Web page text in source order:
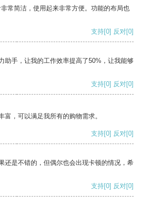
常简洁，使用起来非常方便。功能的布局也
支持[0] 反对[0]
助手，让我的工作效率提高了50%，让我能够
支持[0] 反对[0]
富，可以满足我所有的购物需求。
支持[0] 反对[0]
还是不错的，但偶尔也会出现卡顿的情况，希
支持[0] 反对[0]